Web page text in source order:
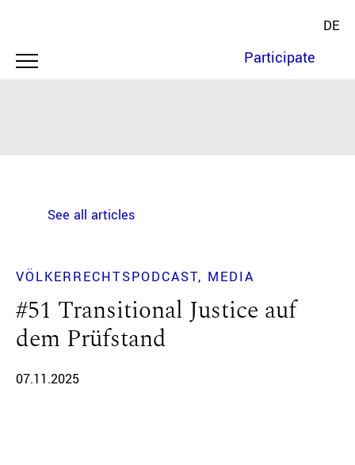
DE
Participate
See all articles
VÖLKERRECHTSPODCAST MEDIA
#51 Transitional Justice auf
dem Prüfstand
07.11.2025